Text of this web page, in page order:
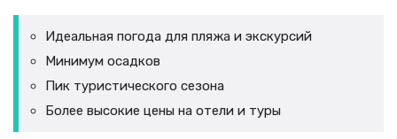
Идеальная погода для пляжа и экскурсий
Минимум осадков
Пик туристического сезона
Более высокие цены на отели и туры